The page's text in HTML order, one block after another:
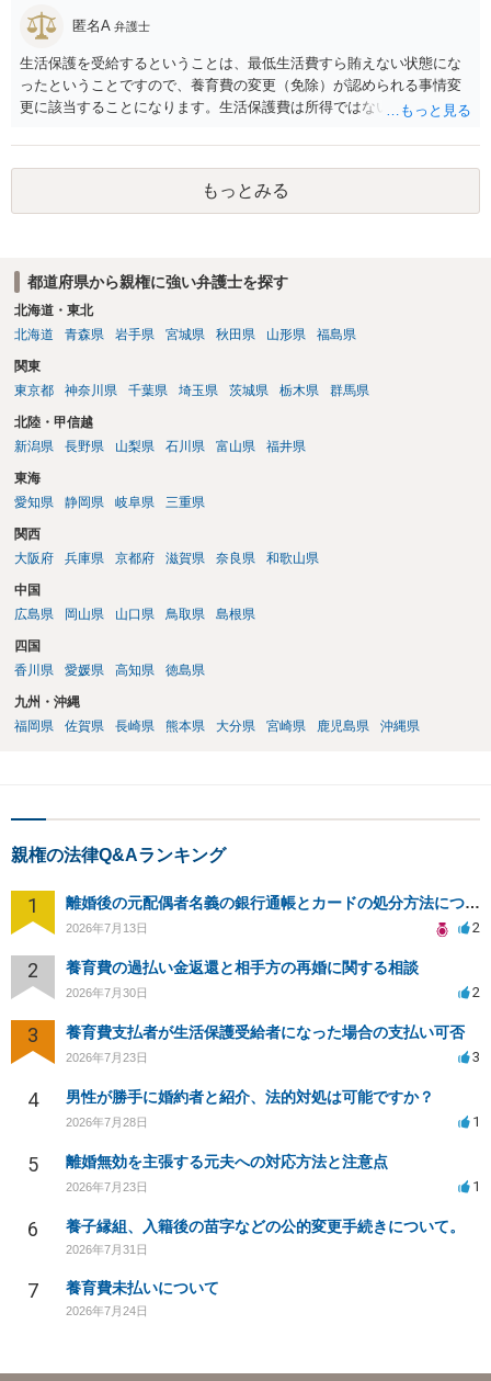
匿名A 弁護士
生活保護を受給するということは、最低生活費すら賄えない状態にな
ったということですので、養育費の変更（免除）が認められる事情変
更に該当することになります。生活保護費は所得ではないので、「保
支払った場合に返還請求権が認められたり役所から何らかのペナルテ
ィが課されたりするわけではなく、「残りのお金で自己責任で生活せ
よ」ということになるので、生活保護を受給することになった時はす
みやかに合意のための話し合いあるいは調停申立てをすべきでしょ
もっとみる
都道府県から親権に強い弁護士を探す
北海道・東北
北海道
青森県 岩手県 宮城県 秋田県 山形県 福島県
関東
東京都
神奈川県 千葉県 埼玉県 茨城県 栃木県 群馬県
北陸・甲信越
新潟県
長野県 山梨県 石川県 富山県 福井県
東海
愛知県
静岡県 岐阜県 三重県
関西
大阪府
兵庫県 京都府 滋賀県 奈良県 和歌山県
中国
広島県
岡山県 山口県 鳥取県 島根県
四国
香川県
愛媛県 高知県 徳島県
九州・沖縄
福岡県
佐賀県 長崎県 熊本県 大分県 宮崎県 鹿児島県 沖縄県
親権の法律Q&Aランキング
1 離婚後の元配偶者名義の銀行通帳とカードの処分方法について
2026年7月13日 2
2 養育費の過払い金返還と相手方の再婚に関する相談
2026年7月30日 2
3 養育費支払者が生活保護受給者になった場合の支払い可否
2026年7月23日 3
4 男性が勝手に婚約者と紹介、法的対処は可能ですか？
2026年7月28日 1
5 離婚無効を主張する元夫への対応方法と注意点
2026年7月23日 1
6 養子縁組、入籍後の苗字などの公的変更手続きについて。
2026年7月31日
7 養育費未払いについて
2026年7月24日